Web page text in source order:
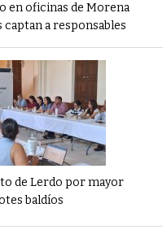
en oficinas de Morena
captan a responsables
de Lerdo por mayor
baldíos